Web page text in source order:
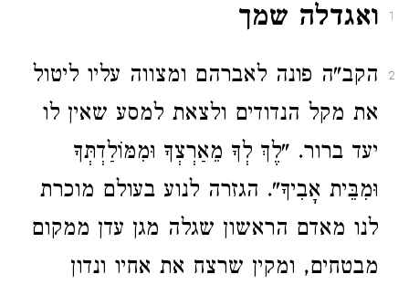
1 ואגדלה שמך
2
הקב"ה פונה לאברהם ומצווה עליו ליטול
את מקל הנדודים ולצאת למסע שאין לו
יעד ברור. "לֶךְ לְךָ מֵאַרְצְךָ וּמִמּוֹלַדְתְּךָ
וּמִבֵּית אָבִיךָ". הגזרה לנוע בעולם מוכרת
לנו מאדם הראשון שגלה מגן עדן ממקום
מבטחים, ומקין שרצח את אחיו ונדון